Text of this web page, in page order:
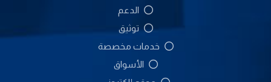
الدعم
توثيق
خدمات مخصصة
الأسواق